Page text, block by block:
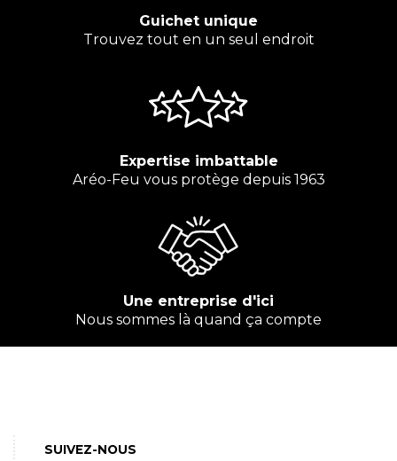
Guichet unique
Trouvez tout en un seul endroit
Expertise imbattable
Aréo-Feu vous protège depuis 1963
Une entreprise d'ici
Nous sommes là quand ça compte
SUIVEZ-NOUS